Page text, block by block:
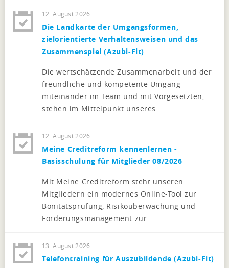
12. August 2026
Die Landkarte der Umgangsformen,
zielorientierte Verhaltensweisen und das
Zusammenspiel (Azubi-Fit)
Die wertschätzende Zusammenarbeit und der
freundliche und kompetente Umgang
miteinander im Team und mit Vorgesetzten,
stehen im Mittelpunkt unseres…
12. August 2026
Meine Creditreform kennenlernen -
Basisschulung für Mitglieder 08/2026
Mit Meine Creditreform steht unseren
Mitgliedern ein modernes Online-Tool zur
Bonitätsprüfung, Risikoüberwachung und
Forderungsmanagement zur…
13. August 2026
Telefontraining für Auszubildende (Azubi-Fit)